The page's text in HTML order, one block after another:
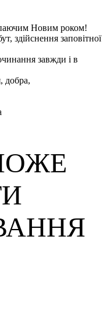
Новим роком!
здійснення заповітної
завжди і в
добра,